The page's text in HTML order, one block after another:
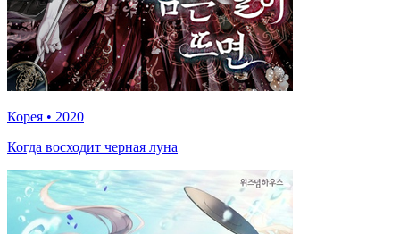
Корея • 2020
Когда восходит черная луна